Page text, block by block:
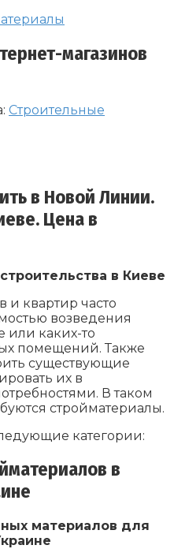
магазинов
Строительные
в Новой Линии.
Цена в
в Киеве
и квартир часто
возведения
или каких-то
помещений. Также
существующие
их в
В таком
стройматериалы.
категории:
в
материалов для